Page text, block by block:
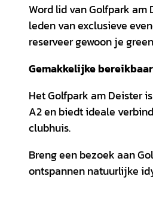
Word lid van Golfpark
leden van exclusieve
reserveer gewoon je
Gemakkelijke
Het Golfpark am Deister
A2 en biedt ideale
clubhuis.
Breng een bezoek aan
ontspannen natuurlijke